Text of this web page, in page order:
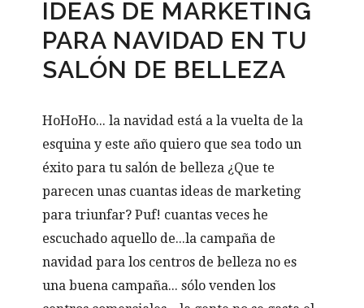
IDEAS DE MARKETING
PARA NAVIDAD EN TU
SALÓN DE BELLEZA
HoHoHo... la navidad está a la vuelta de la
esquina y este año quiero que sea todo un
éxito para tu salón de belleza ¿Que te
parecen unas cuantas ideas de marketing
para triunfar? Puf! cuantas veces he
escuchado aquello de...la campaña de
navidad para los centros de belleza no es
una buena campaña... sólo venden los